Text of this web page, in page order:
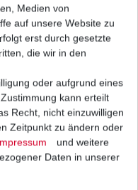
R 600 AD B2 BG C3 CE
28,90 € *
Medien von
auf unsere Website zu
erst durch gesetzte
die wir in den
oder aufgrund eines
kann erteilt
Recht, nicht einzuwilligen
Zeitpunkt zu ändern oder
und weitere
Daten in unserer